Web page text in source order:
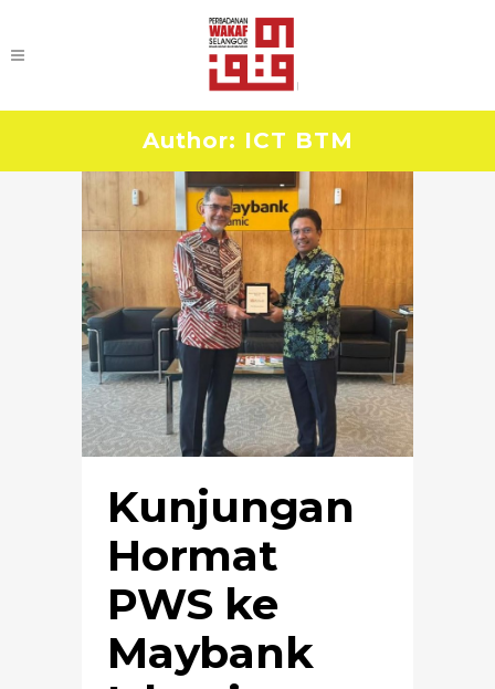
Author: ICT BTM
Kunjungan
Hormat
PWS ke
Maybank